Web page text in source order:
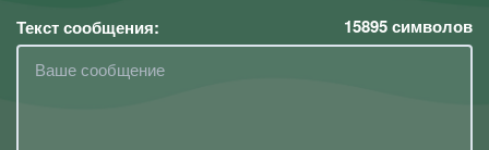
Текст сообщения: 15895символов